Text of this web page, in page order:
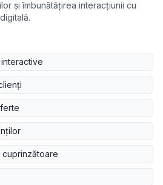
și îmbunătățirea interacțiunii cu